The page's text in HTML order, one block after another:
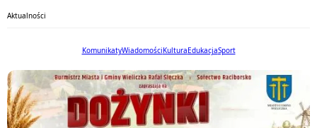
Aktualności
KomunikatyWiadomościKulturaEdukacjaSport